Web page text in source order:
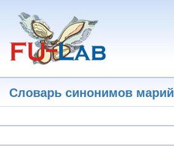
основному
содержанию
Словарь синонимов